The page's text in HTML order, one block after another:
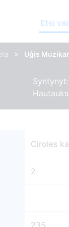
Etsi
> Uģis
Ciroles
2